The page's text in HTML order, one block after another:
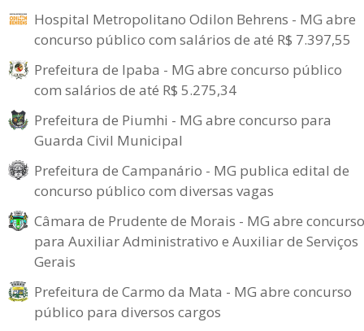
Hospital Metropolitano Odilon Behrens - MG abre
concurso público com salários de até R$ 7.397,55
Prefeitura de Ipaba - MG abre concurso público
com salários de até R$ 5.275,34
Prefeitura de Piumhi - MG abre concurso para
Guarda Civil Municipal
Prefeitura de Campanário - MG publica edital de
concurso público com diversas vagas
Câmara de Prudente de Morais - MG abre concurso
para Auxiliar Administrativo e Auxiliar de Serviços
Gerais
Prefeitura de Carmo da Mata - MG abre concurso
público para diversos cargos